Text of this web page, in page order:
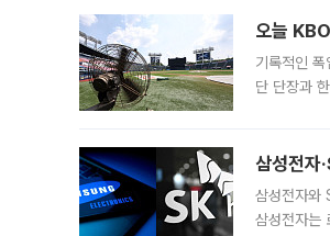
오늘
기록적인
단 단장과
삼성전자
삼성전자와 SK하
삼성전자는